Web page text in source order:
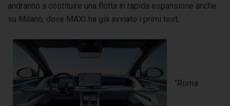
andranno a costituire una flotta in rapida espansione anche
su Milano, dove MAXI ha già avviato i primi test.
“Roma